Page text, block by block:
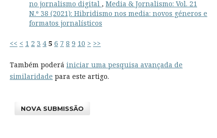
no jornalismo digital , Media & Jornalismo: Vol. 21
N.º 38 (2021): Hibridismo nos media: novos géneros e
formatos jornalísticos
<< < 1 2 3 4 5 6 7 8 9 10 > >>
Também poderá iniciar uma pesquisa avançada de
similaridade para este artigo.
NOVA SUBMISSÃO